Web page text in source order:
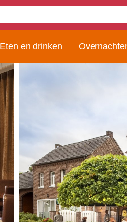
Eten en drinken